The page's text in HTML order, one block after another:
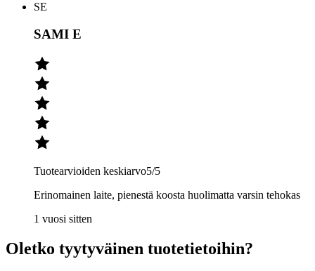
SE
SAMI E
Tuotearvioiden keskiarvo5/5
Erinomainen laite, pienestä koosta huolimatta varsin tehokas
1 vuosi sitten
Oletko tyytyväinen tuotetietoihin?